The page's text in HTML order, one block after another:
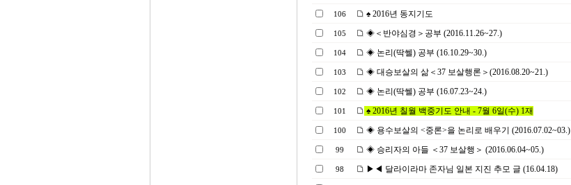
106 ♠ 2016년 동지기도
105 ◈＜반야심경＞공부 (2016.11.26~27.)
104 ◈ 논리(딱쎌) 공부 (16.10.29~30.)
103 ◈ 대승보살의 삶＜37 보살행론＞(2016.08.20~21.)
102 ◈ 논리(딱쎌) 공부 (16.07.23~24.)
101 ♠ 2016년 칠월 백중기도 안내 - 7월 6일(수) 1재
100 ◈ 용수보살의 <중론>을 논리로 배우기 (2016.07.02~03.)
99 ◈ 승리자의 아들 ＜37 보살행＞ (2016.06.04~05.)
98 ▶◀ 달라이라마 존자님 일본 지진 추모 글 (16.04.18)